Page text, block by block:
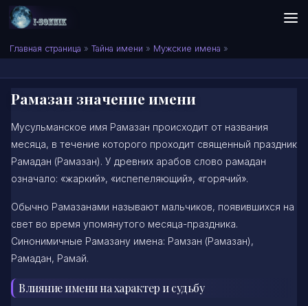
Skip to content
Сонник I-SONNIK.COM
Главная страница » Тайна имени » Мужские имена »
Рамазан значение имени
Мусульманское имя Рамазан происходит от названия
месяца, в течение которого проходит священный праздник
Рамадан (Рамазан). У древних арабов слово рамадан
означало: «жаркий», «испепеляющий», «горячий».
Обычно Рамазанами называют мальчиков, появившихся на
свет во время упомянутого месяца-праздника.
Синонимичные Рамазану имена: Рамзан (Рамазан),
Рамадан, Рамай.
Влияние имени на характер и судьбу